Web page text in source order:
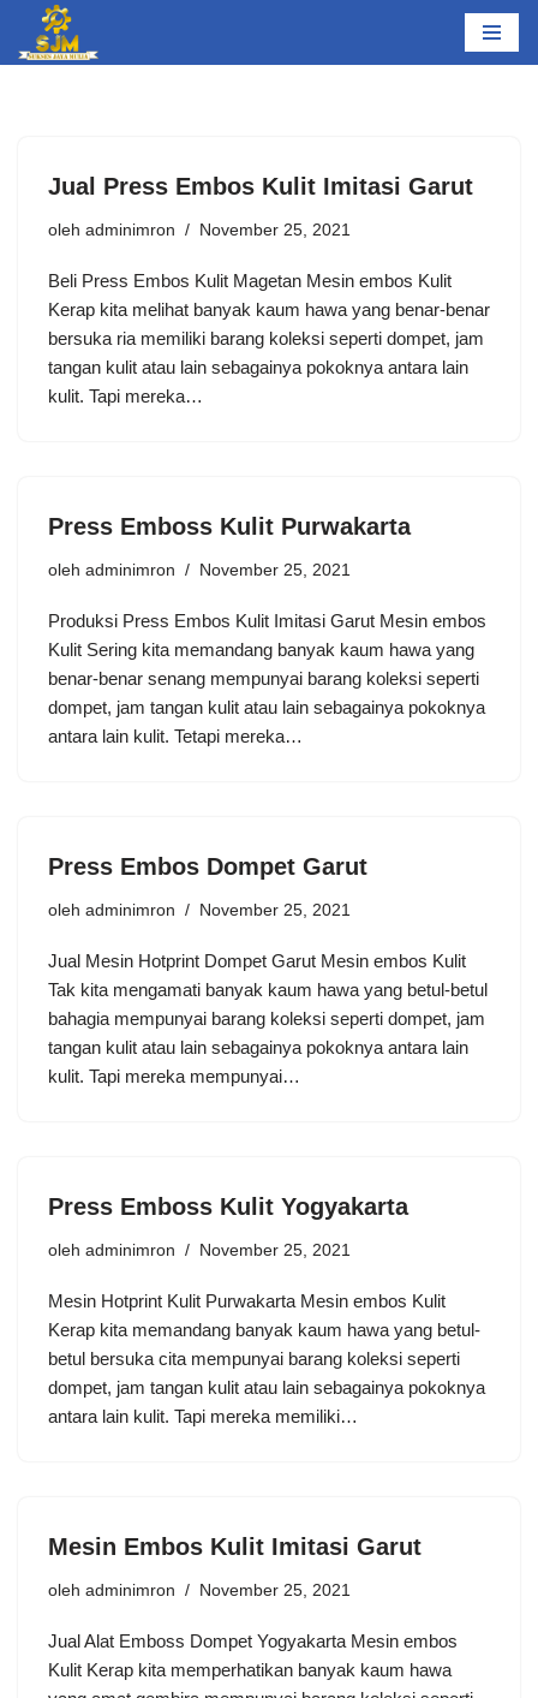
Lompat
Jual Press Embos Kulit Imitasi Garut
oleh adminimron November 25, 2021
Beli Press Embos Kulit Magetan Mesin embos Kulit
Kerap kita melihat banyak kaum hawa yang benar-benar
bersuka ria memiliki barang koleksi seperti dompet, jam
tangan kulit atau lain sebagainya pokoknya antara lain
kulit. Tapi mereka…
Press Emboss Kulit Purwakarta
oleh adminimron November 25, 2021
Produksi Press Embos Kulit Imitasi Garut Mesin embos
Kulit Sering kita memandang banyak kaum hawa yang
benar-benar senang mempunyai barang koleksi seperti
dompet, jam tangan kulit atau lain sebagainya pokoknya
antara lain kulit. Tetapi mereka…
Press Embos Dompet Garut
oleh adminimron November 25, 2021
Jual Mesin Hotprint Dompet Garut Mesin embos Kulit
Tak kita mengamati banyak kaum hawa yang betul-betul
bahagia mempunyai barang koleksi seperti dompet, jam
tangan kulit atau lain sebagainya pokoknya antara lain
kulit. Tapi mereka mempunyai…
Press Emboss Kulit Yogyakarta
oleh adminimron November 25, 2021
Mesin Hotprint Kulit Purwakarta Mesin embos Kulit
Kerap kita memandang banyak kaum hawa yang betul-
betul bersuka cita mempunyai barang koleksi seperti
dompet, jam tangan kulit atau lain sebagainya pokoknya
antara lain kulit. Tapi mereka memiliki…
Mesin Embos Kulit Imitasi Garut
oleh adminimron November 25, 2021
Jual Alat Emboss Dompet Yogyakarta Mesin embos
Kulit Kerap kita memperhatikan banyak kaum hawa